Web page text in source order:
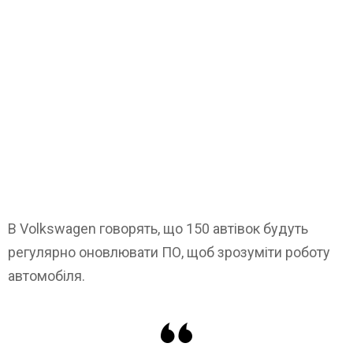
В Volkswagen говорять, що 150 автівок будуть
регулярно оновлювати ПО, щоб зрозуміти роботу
автомобіля.